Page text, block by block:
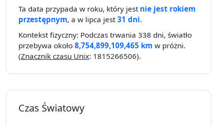
Ta data przypada w roku, który jest nie jest rokiem
przestępnym, a w lipca jest31 dni.
Kontekst fizyczny: Podczas trwania 338 dni, światło
przebywa około 8,754,899,109,465 km w próżni.
(Znacznik czasu Unix: 1815266506).
Czas Światowy